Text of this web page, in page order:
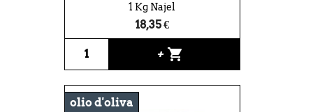
1 Kg Najel
18,35 €
+ shopping_cart
olio d'oliva